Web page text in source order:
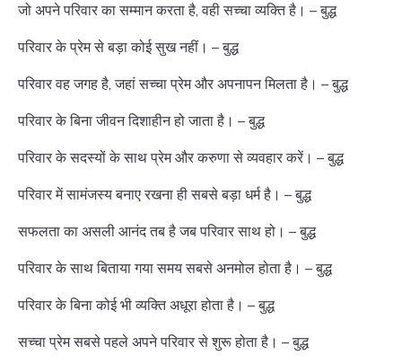
जो अपने परिवार का सम्मान करता है, वही सच्चा व्यक्ति है। – बुद्ध
परिवार के प्रेम से बड़ा कोई सुख नहीं। – बुद्ध
परिवार वह जगह है, जहां सच्चा प्रेम और अपनापन मिलता है। – बुद्ध
परिवार के बिना जीवन दिशाहीन हो जाता है। – बुद्ध
परिवार के सदस्यों के साथ प्रेम और करुणा से व्यवहार करें। – बुद्ध
परिवार में सामंजस्य बनाए रखना ही सबसे बड़ा धर्म है। – बुद्ध
सफलता का असली आनंद तब है जब परिवार साथ हो। – बुद्ध
परिवार के साथ बिताया गया समय सबसे अनमोल होता है। – बुद्ध
परिवार के बिना कोई भी व्यक्ति अधूरा होता है। – बुद्ध
सच्चा प्रेम सबसे पहले अपने परिवार से शुरू होता है। – बुद्ध